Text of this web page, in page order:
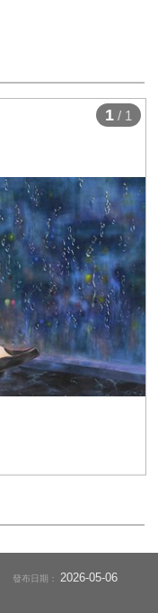
1 / 1
發布日期：2026-05-06